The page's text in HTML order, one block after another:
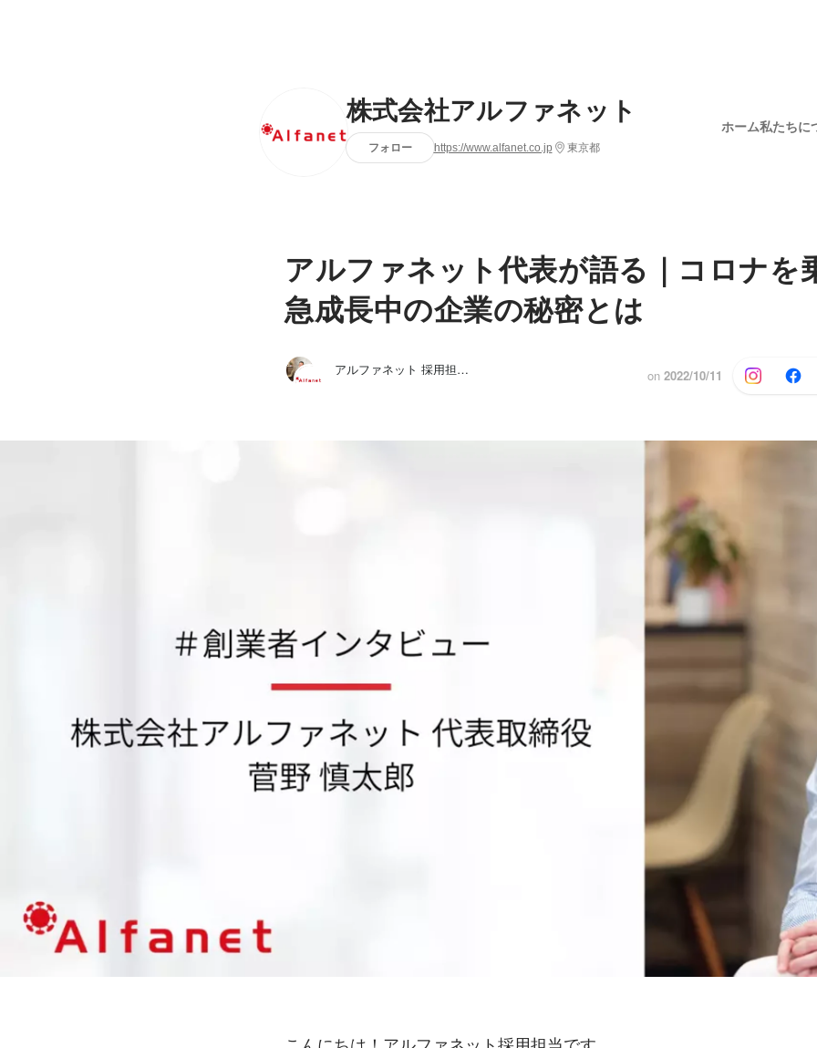
株式会社アルファネット
フォロー https://www.alfanet.co.jp 東京都
ホーム私たちに
アルファネット代表が語る｜コロナを
急成長中の企業の秘密とは
アルファネット 採用担当, 菅野 慎太郎 on 2022/10/11
株式会社アルファネット /